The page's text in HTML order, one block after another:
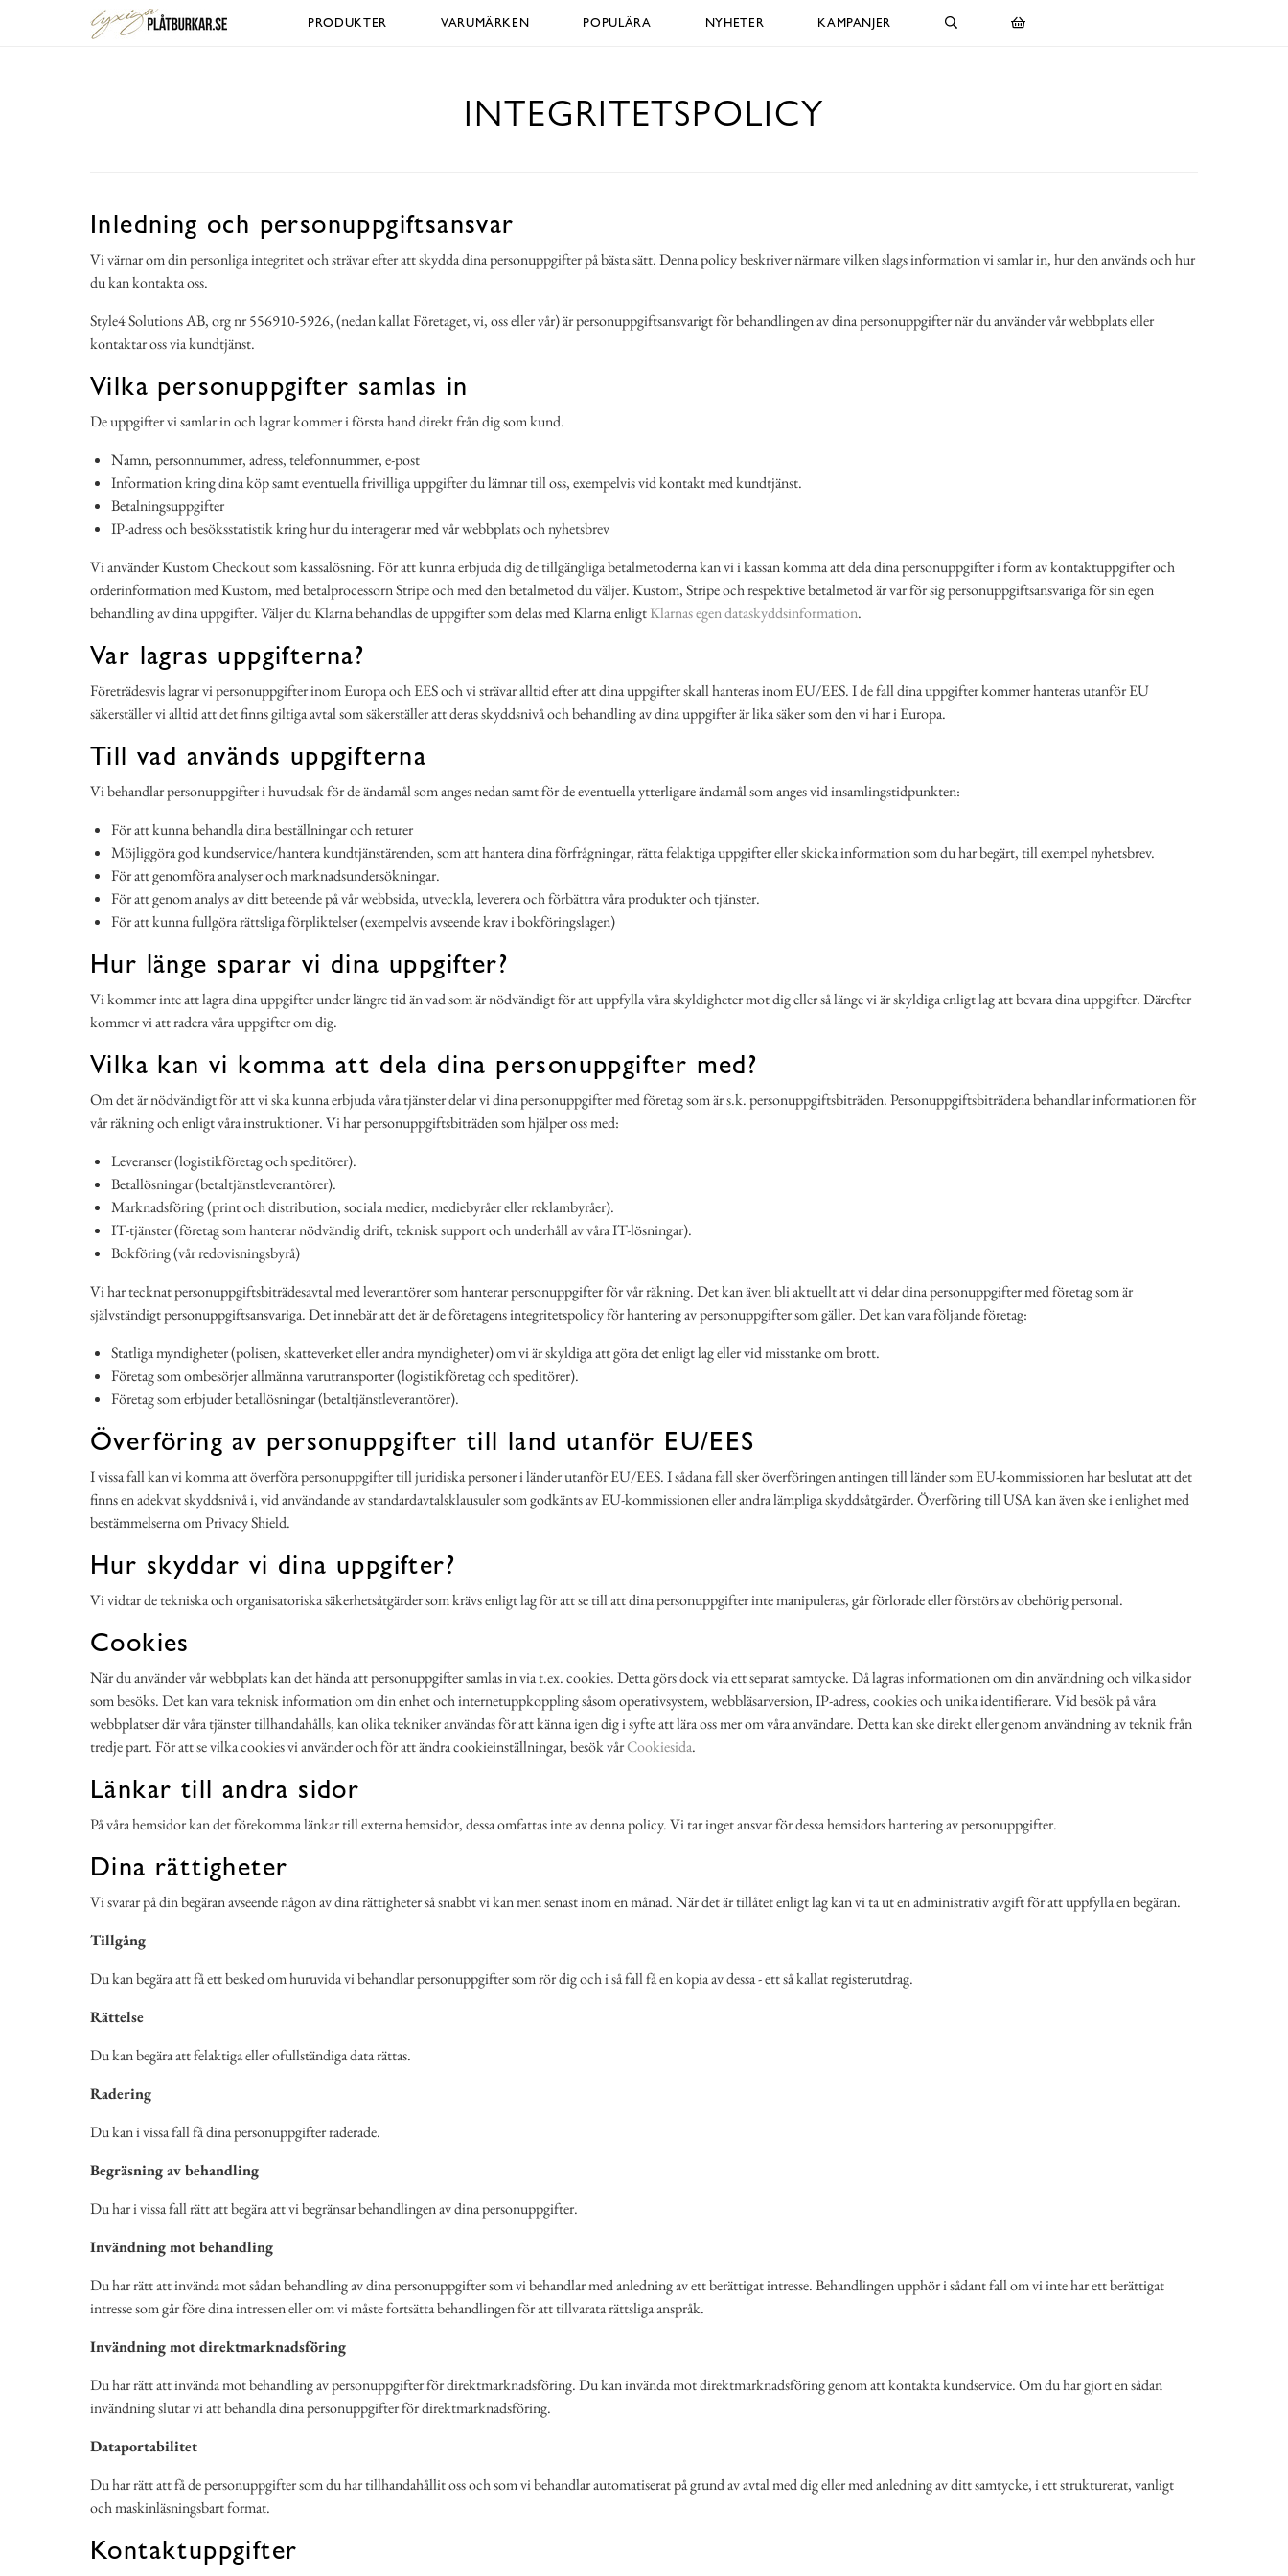
PRODUKTER VARUMÄRKEN POPULÄRA NYHETER KAMPANJER
INTEGRITETSPOLICY
Inledning och personuppgiftsansvar
Vi värnar om din personliga integritet och strävar efter att skydda dina personuppgifter på bästa sätt. Denna policy beskriver närmare vilken slags information vi samlar in, hur den används och hur
du kan kontakta oss.
Style4 Solutions AB, org nr 556910-5926, (nedan kallat Företaget, vi, oss eller vår) är personuppgiftsansvarigt för behandlingen av dina personuppgifter när du använder vår webbplats eller
kontaktar oss via kundtjänst.
Vilka personuppgifter samlas in
De uppgifter vi samlar in och lagrar kommer i första hand direkt från dig som kund.
Namn, personnummer, adress, telefonnummer, e-post
Information kring dina köp samt eventuella frivilliga uppgifter du lämnar till oss, exempelvis vid kontakt med kundtjänst.
Betalningsuppgifter
IP-adress och besöksstatistik kring hur du interagerar med vår webbplats och nyhetsbrev
Vi använder Kustom Checkout som kassalösning. För att kunna erbjuda dig de tillgängliga betalmetoderna kan vi i kassan komma att dela dina personuppgifter i form av kontaktuppgifter och
orderinformation med Kustom, med betalprocessorn Stripe och med den betalmetod du väljer. Kustom, Stripe och respektive betalmetod är var för sig personuppgiftsansvariga för sin egen
behandling av dina uppgifter. Väljer du Klarna behandlas de uppgifter som delas med Klarna enligtKlarnas egen dataskyddsinformation.
Var lagras uppgifterna?
Företrädesvis lagrar vi personuppgifter inom Europa och EES och vi strävar alltid efter att dina uppgifter skall hanteras inom EU/EES. I de fall dina uppgifter kommer hanteras utanför EU
säkerställer vi alltid att det finns giltiga avtal som säkerställer att deras skyddsnivå och behandling av dina uppgifter är lika säker som den vi har i Europa.
Till vad används uppgifterna
Vi behandlar personuppgifter i huvudsak för de ändamål som anges nedan samt för de eventuella ytterligare ändamål som anges vid insamlingstidpunkten:
För att kunna behandla dina beställningar och returer
Möjliggöra god kundservice/hantera kundtjänstärenden, som att hantera dina förfrågningar, rätta felaktiga uppgifter eller skicka information som du har begärt, till exempel nyhetsbrev.
För att genomföra analyser och marknadsundersökningar.
För att genom analys av ditt beteende på vår webbsida, utveckla, leverera och förbättra våra produkter och tjänster.
För att kunna fullgöra rättsliga förpliktelser (exempelvis avseende krav i bokföringslagen)
Hur länge sparar vi dina uppgifter?
Vi kommer inte att lagra dina uppgifter under längre tid än vad som är nödvändigt för att uppfylla våra skyldigheter mot dig eller så länge vi är skyldiga enligt lag att bevara dina uppgifter. Därefter
kommer vi att radera våra uppgifter om dig.
Vilka kan vi komma att dela dina personuppgifter med?
Om det är nödvändigt för att vi ska kunna erbjuda våra tjänster delar vi dina personuppgifter med företag som är s.k. personuppgiftsbiträden. Personuppgiftsbiträdena behandlar informationen för
vår räkning och enligt våra instruktioner. Vi har personuppgiftsbiträden som hjälper oss med:
Leveranser (logistikföretag och speditörer).
Betallösningar (betaltjänstleverantörer).
Marknadsföring (print och distribution, sociala medier, mediebyråer eller reklambyråer).
IT-tjänster (företag som hanterar nödvändig drift, teknisk support och underhåll av våra IT-lösningar).
Bokföring (vår redovisningsbyrå)
Vi har tecknat personuppgiftsbiträdesavtal med leverantörer som hanterar personuppgifter för vår räkning. Det kan även bli aktuellt att vi delar dina personuppgifter med företag som är
självständigt personuppgiftsansvariga. Det innebär att det är de företagens integritetspolicy för hantering av personuppgifter som gäller. Det kan vara följande företag:
Statliga myndigheter (polisen, skatteverket eller andra myndigheter) om vi är skyldiga att göra det enligt lag eller vid misstanke om brott.
Företag som ombesörjer allmänna varutransporter (logistikföretag och speditörer).
Företag som erbjuder betallösningar (betaltjänstleverantörer).
Överföring av personuppgifter till land utanför EU/EES
I vissa fall kan vi komma att överföra personuppgifter till juridiska personer i länder utanför EU/EES. I sådana fall sker överföringen antingen till länder som EU-kommissionen har beslutat att det
finns en adekvat skyddsnivå i, vid användande av standardavtalsklausuler som godkänts av EU-kommissionen eller andra lämpliga skyddsåtgärder. Överföring till USA kan även ske i enlighet med
bestämmelserna om Privacy Shield.
Hur skyddar vi dina uppgifter?
Vi vidtar de tekniska och organisatoriska säkerhetsåtgärder som krävs enligt lag för att se till att dina personuppgifter inte manipuleras, går förlorade eller förstörs av obehörig personal.
Cookies
När du använder vår webbplats kan det hända att personuppgifter samlas in via t.ex. cookies. Detta görs dock via ett separat samtycke. Då lagras informationen om din användning och vilka sidor
som besöks. Det kan vara teknisk information om din enhet och internetuppkoppling såsom operativsystem, webbläsarversion, IP-adress, cookies och unika identifierare. Vid besök på våra
webbplatser där våra tjänster tillhandahålls, kan olika tekniker användas för att känna igen dig i syfte att lära oss mer om våra användare. Detta kan ske direkt eller genom användning av teknik från
tredje part. För att se vilka cookies vi använder och för att ändra cookieinställningar, besök vårCookiesida.
Länkar till andra sidor
På våra hemsidor kan det förekomma länkar till externa hemsidor, dessa omfattas inte av denna policy. Vi tar inget ansvar för dessa hemsidors hantering av personuppgifter.
Dina rättigheter
Vi svarar på din begäran avseende någon av dina rättigheter så snabbt vi kan men senast inom en månad. När det är tillåtet enligt lag kan vi ta ut en administrativ avgift för att uppfylla en begäran.
Tillgång
Du kan begära att få ett besked om huruvida vi behandlar personuppgifter som rör dig och i så fall få en kopia av dessa - ett så kallat registerutdrag.
Rättelse
Du kan begära att felaktiga eller ofullständiga data rättas.
Radering
Du kan i vissa fall få dina personuppgifter raderade.
Begräsning av behandling
Du har i vissa fall rätt att begära att vi begränsar behandlingen av dina personuppgifter.
Invändning mot behandling
Du har rätt att invända mot sådan behandling av dina personuppgifter som vi behandlar med anledning av ett berättigat intresse. Behandlingen upphör i sådant fall om vi inte har ett berättigat
intresse som går före dina intressen eller om vi måste fortsätta behandlingen för att tillvarata rättsliga anspråk.
Invändning mot direktmarknadsföring
Du har rätt att invända mot behandling av personuppgifter för direktmarknadsföring. Du kan invända mot direktmarknadsföring genom att kontakta kundservice. Om du har gjort en sådan
invändning slutar vi att behandla dina personuppgifter för direktmarknadsföring.
Dataportabilitet
Du har rätt att få de personuppgifter som du har tillhandahållit oss och som vi behandlar automatiserat på grund av avtal med dig eller med anledning av ditt samtycke, i ett strukturerat, vanligt
och maskinläsningsbart format.
Kontaktuppgifter